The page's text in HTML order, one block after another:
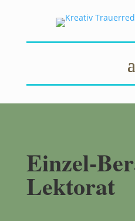
Einzel-
Lektorat